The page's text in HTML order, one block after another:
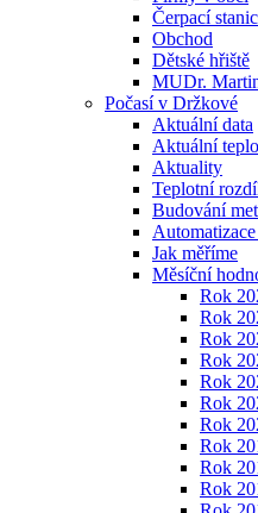
Čerpací
Obchod
Dětské hřiště
MUDr.
Počasí v Držkové
Aktuální data
Aktuální
Aktuality
Teplotní
Budování
Jak měříme
Měsíční
Rok
Rok
Rok
Rok
Rok
Rok
Rok
Rok
Rok
Rok